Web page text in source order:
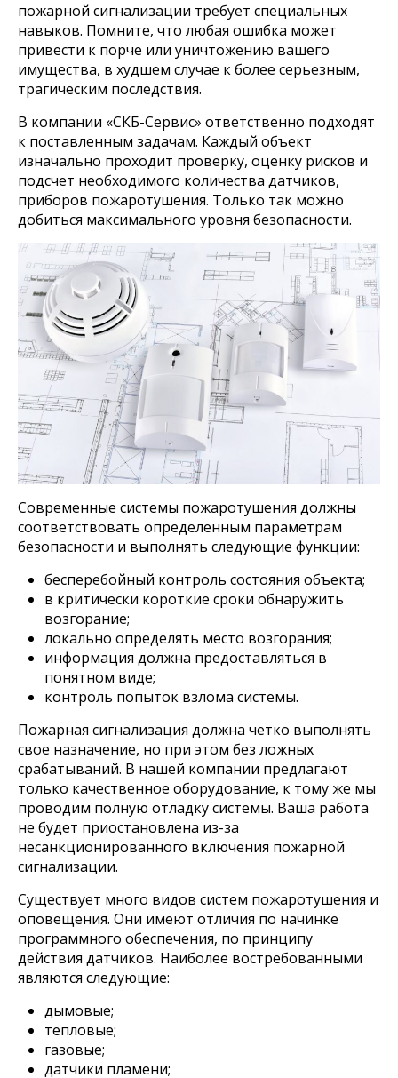
пожарной сигнализации требует специальных
навыков. Помните, что любая ошибка может
привести к порче или уничтожению вашего
имущества, в худшем случае к более серьезным,
трагическим последствия.
В компании «СКБ-Сервис» ответственно подходят
к поставленным задачам. Каждый объект
изначально проходит проверку, оценку рисков и
подсчет необходимого количества датчиков,
приборов пожаротушения. Только так можно
добиться максимального уровня безопасности.
Современные системы пожаротушения должны
соответствовать определенным параметрам
безопасности и выполнять следующие функции:
бесперебойный контроль состояния объекта;
в критически короткие сроки обнаружить
возгорание;
локально определять место возгорания;
информация должна предоставляться в
понятном виде;
контроль попыток взлома системы.
Пожарная сигнализация должна четко выполнять
свое назначение, но при этом без ложных
срабатываний. В нашей компании предлагают
только качественное оборудование, к тому же мы
проводим полную отладку системы. Ваша работа
не будет приостановлена из-за
несанкционированного включения пожарной
сигнализации.
Существует много видов систем пожаротушения и
оповещения. Они имеют отличия по начинке
программного обеспечения, по принципу
действия датчиков. Наиболее востребованными
являются следующие:
дымовые;
тепловые;
газовые;
датчики пламени;